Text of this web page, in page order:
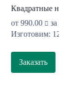
Квадратные
от 990.00
за
Изготовим: 12
Заказать